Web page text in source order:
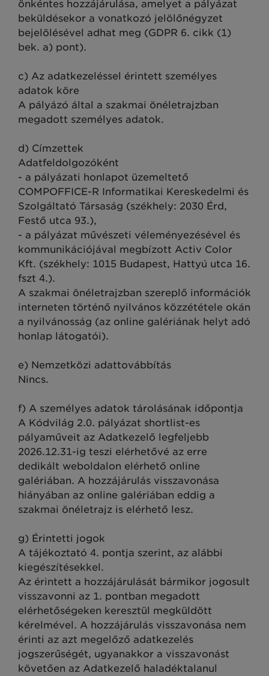
önkéntes hozzájárulása, amelyet a pályázat
beküldésekor a vonatkozó jelölőnégyzet
bejelölésével adhat meg (GDPR 6. cikk (1)
bek. a) pont).
c) Az adatkezeléssel érintett személyes
adatok köre
A pályázó által a szakmai önéletrajzban
megadott személyes adatok.
d) Címzettek
Adatfeldolgozóként
- a pályázati honlapot üzemeltető
COMPOFFICE-R Informatikai Kereskedelmi és
Szolgáltató Társaság (székhely: 2030 Érd,
Festő utca 93.),
- a pályázat művészeti véleményezésével és
kommunikációjával megbízott Activ Color
Kft. (székhely: 1015 Budapest, Hattyú utca 16.
fszt 4.).
A szakmai önéletrajzban szereplő információk
interneten történő nyilvános közzététele okán
a nyilvánosság (az online galériának helyt adó
honlap látogatói).
e) Nemzetközi adattovábbítás
Nincs.
f) A személyes adatok tárolásának időpontja
A Kódvilág 2.0. pályázat shortlist-es
pályaműveit az Adatkezelő legfeljebb
2026.12.31-ig teszi elérhetővé az erre
dedikált weboldalon elérhető online
galériában. A hozzájárulás visszavonása
hiányában az online galériában eddig a
szakmai önéletrajz is elérhető lesz.
g) Érintetti jogok
A tájékoztató 4. pontja szerint, az alábbi
kiegészítésekkel.
Az érintett a hozzájárulását bármikor jogosult
visszavonni az 1. pontban megadott
elérhetőségeken keresztül megküldött
kérelmével. A hozzájárulás visszavonása nem
érinti az azt megelőző adatkezelés
jogszerűségét, ugyanakkor a visszavonást
követően az Adatkezelő haladéktalanul